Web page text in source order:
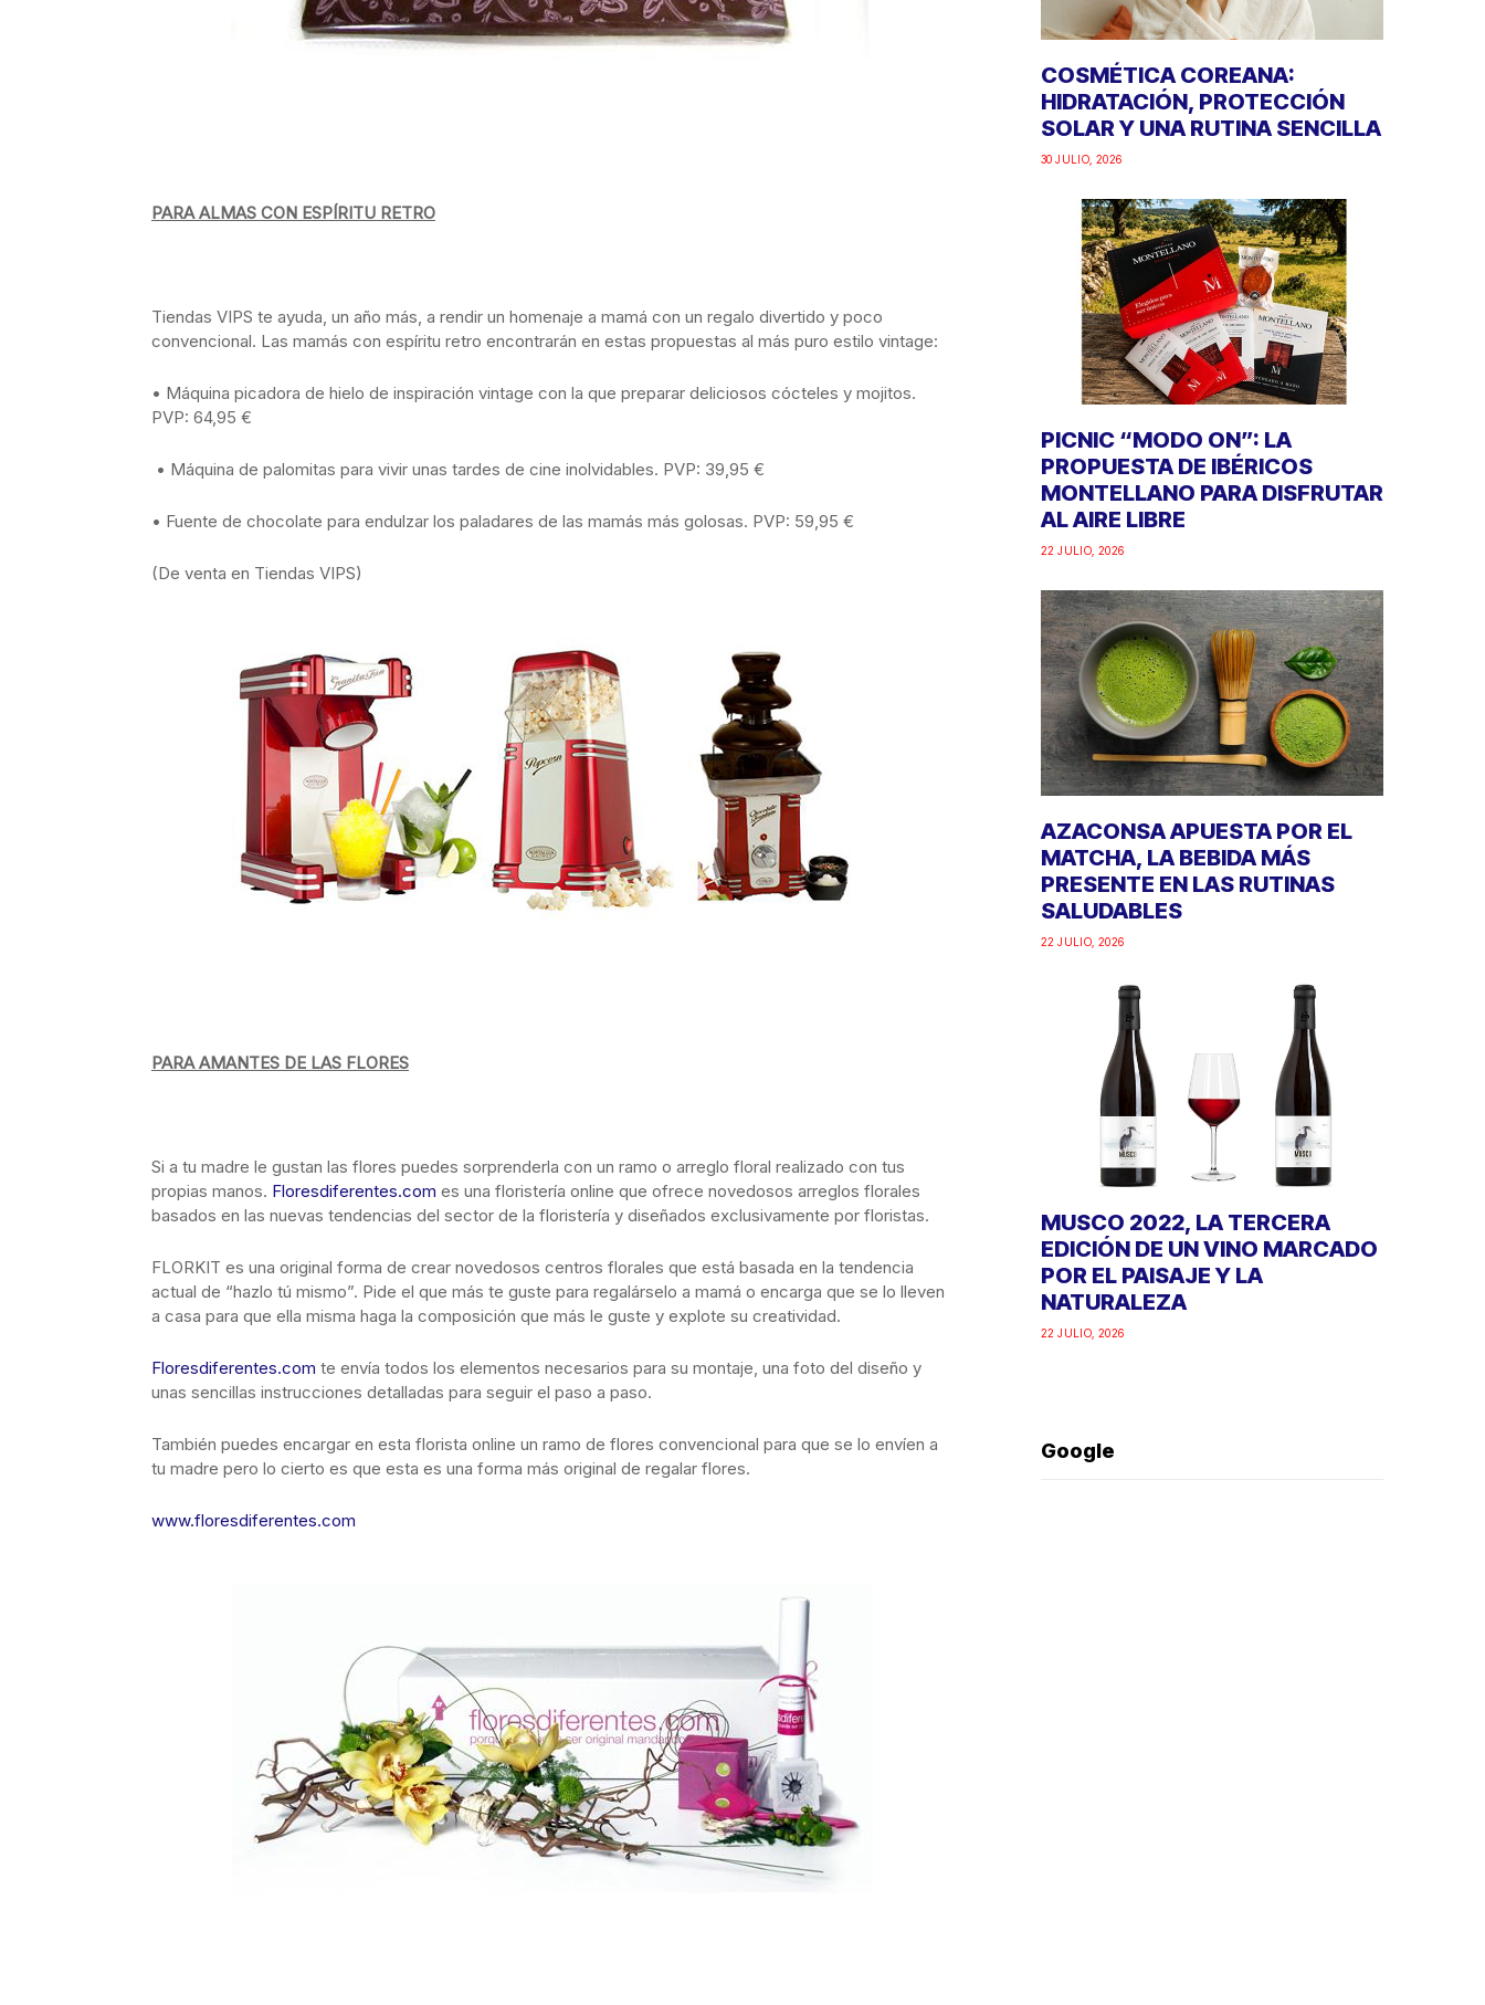
PARA ALMAS CON ESPÍRITU RETRO
Tiendas VIPS te ayuda, un año más, a rendir un homenaje a mamá con un regalo divertido y poco
convencional. Las mamás con espíritu retro encontrarán en estas propuestas al más puro estilo vintage:
• Máquina picadora de hielo de inspiración vintage con la que preparar deliciosos cócteles y mojitos.
PVP: 64,95 €
• Máquina de palomitas para vivir unas tardes de cine inolvidables. PVP: 39,95 €
• Fuente de chocolate para endulzar los paladares de las mamás más golosas. PVP: 59,95 €
(De venta en Tiendas VIPS)
PARA AMANTES DE LAS FLORES
Si a tu madre le gustan las flores puedes sorprenderla con un ramo o arreglo floral realizado con tus
propias manos. Floresdiferentes.com es una floristería online que ofrece novedosos arreglos florales
basados en las nuevas tendencias del sector de la floristería y diseñados exclusivamente por floristas.
FLORKIT es una original forma de crear novedosos centros florales que está basada en la tendencia
actual de “hazlo tú mismo”. Pide el que más te guste para regalárselo a mamá o encarga que se lo lleven
a casa para que ella misma haga la composición que más le guste y explote su creatividad.
Floresdiferentes.com te envía todos los elementos necesarios para su montaje, una foto del diseño y
unas sencillas instrucciones detalladas para seguir el paso a paso.
También puedes encargar en esta florista online un ramo de flores convencional para que se lo envíen a
tu madre pero lo cierto es que esta es una forma más original de regalar flores.
www.floresdiferentes.com
COSMÉTICA COREANA:
HIDRATACIÓN, PROTECCIÓN
SOLAR Y UNA RUTINA SENCILLA
30 JULIO, 2026
PICNIC “MODO ON”: LA
PROPUESTA DE IBÉRICOS
MONTELLANO PARA DISFRUTAR
AL AIRE LIBRE
22 JULIO, 2026
AZACONSA APUESTA POR EL
MATCHA, LA BEBIDA MÁS
PRESENTE EN LAS RUTINAS
SALUDABLES
22 JULIO, 2026
MUSCO 2022, LA TERCERA
EDICIÓN DE UN VINO MARCADO
POR EL PAISAJE Y LA
NATURALEZA
22 JULIO, 2026
Google